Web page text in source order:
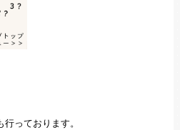
っております。